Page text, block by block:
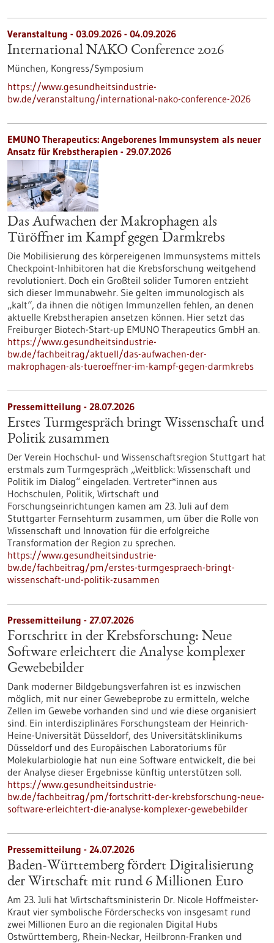
Veranstaltung - 03.09.2026 - 04.09.2026
International NAKO Conference 2026
München, Kongress/Symposium
https://www.gesundheitsindustrie-
bw.de/veranstaltung/international-nako-conference-2026
EMUNO Therapeutics: Angeborenes Immunsystem als neuer
Ansatz für Krebstherapien - 29.07.2026
Das Aufwachen der Makrophagen als
Türöffner im Kampf gegen Darmkrebs
Die Mobilisierung des körpereigenen Immunsystems mittels
Checkpoint-Inhibitoren hat die Krebsforschung weitgehend
revolutioniert. Doch ein Großteil solider Tumoren entzieht
sich dieser Immunabwehr. Sie gelten immunologisch als
„kalt“, da ihnen die nötigen Immunzellen fehlen, an denen
aktuelle Krebstherapien ansetzen können. Hier setzt das
Freiburger Biotech-Start-up EMUNO Therapeutics GmbH an.
https://www.gesundheitsindustrie-
bw.de/fachbeitrag/aktuell/das-aufwachen-der-
makrophagen-als-tueroeffner-im-kampf-gegen-darmkrebs
Pressemitteilung - 28.07.2026
Erstes Turmgespräch bringt Wissenschaft und
Politik zusammen
Der Verein Hochschul- und Wissenschaftsregion Stuttgart hat
erstmals zum Turmgespräch „Weitblick: Wissenschaft und
Politik im Dialog“ eingeladen. Vertreter*innen aus
Hochschulen, Politik, Wirtschaft und
Forschungseinrichtungen kamen am 23. Juli auf dem
Stuttgarter Fernsehturm zusammen, um über die Rolle von
Wissenschaft und Innovation für die erfolgreiche
Transformation der Region zu sprechen.
https://www.gesundheitsindustrie-
bw.de/fachbeitrag/pm/erstes-turmgespraech-bringt-
wissenschaft-und-politik-zusammen
Pressemitteilung - 27.07.2026
Fortschritt in der Krebsforschung: Neue
Software erleichtert die Analyse komplexer
Gewebebilder
Dank moderner Bildgebungsverfahren ist es inzwischen
möglich, mit nur einer Gewebeprobe zu ermitteln, welche
Zellen im Gewebe vorhanden sind und wie diese organisiert
sind. Ein interdisziplinäres Forschungsteam der Heinrich-
Heine-Universität Düsseldorf, des Universitätsklinikums
Düsseldorf und des Europäischen Laboratoriums für
Molekularbiologie hat nun eine Software entwickelt, die bei
der Analyse dieser Ergebnisse künftig unterstützen soll.
https://www.gesundheitsindustrie-
bw.de/fachbeitrag/pm/fortschritt-der-krebsforschung-neue-
software-erleichtert-die-analyse-komplexer-gewebebilder
Pressemitteilung - 24.07.2026
Baden-Württemberg fördert Digitalisierung
der Wirtschaft mit rund 6 Millionen Euro
Am 23. Juli hat Wirtschaftsministerin Dr. Nicole Hoffmeister-
Kraut vier symbolische Förderschecks von insgesamt rund
zwei Millionen Euro an die regionalen Digital Hubs
Ostwürttemberg, Rhein-Neckar, Heilbronn-Franken und